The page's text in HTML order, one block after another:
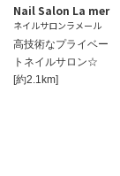
Nail Salon La mer
ネイルサロンラメール
高技術なプライベー
トネイルサロン☆
[約2.1km]